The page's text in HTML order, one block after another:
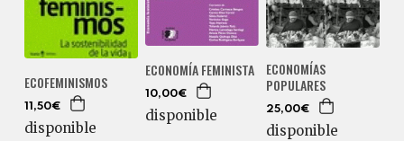
ECOFEMINISMOS
11,50€
disponible
ECONOMÍA FEMINISTA
10,00€
disponible
ECONOMÍAS
POPULARES
25,00€
disponible